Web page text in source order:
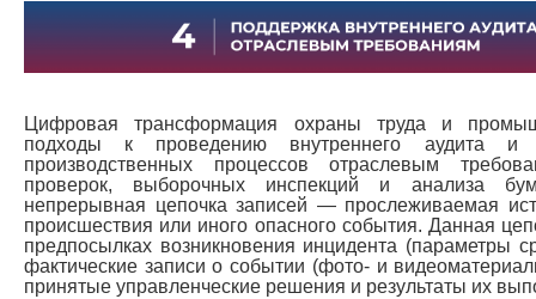
Цифровая трансформация охраны труда и
подходы к проведению внутреннего аудита и
производственных процессов отраслевым
проверок, выборочных инспекций и анализа
непрерывная цепочка записей — прослеживаемая
происшествия или иного опасного события. Данная
предпосылках возникновения инцидента (параметры
фактические записи о событии (фото- и
принятые управленческие решения и результаты их